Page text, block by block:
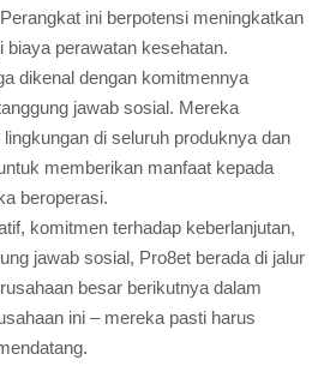
ini berpotensi meningkatkan
biaya perawatan kesehatan.
dikenal dengan komitmennya
jawab sosial. Mereka
di seluruh produknya dan
memberikan manfaat kepada
beroperasi.
komitmen terhadap keberlanjutan,
jawab sosial, Pro8et berada di jalur
besar berikutnya dalam
ini – mereka pasti harus